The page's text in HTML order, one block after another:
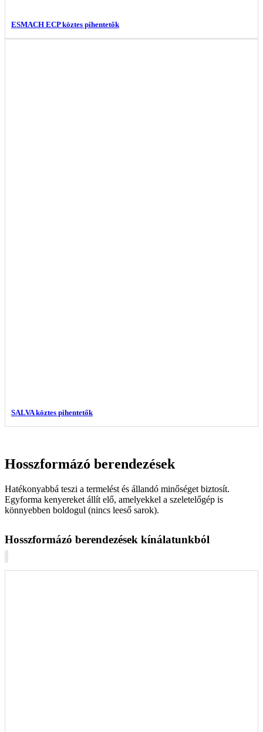
ESMACH ECP köztes pihentetők
SALVA köztes pihentetők
Hosszformázó berendezések
Hatékonyabbá teszi a termelést és állandó minőséget biztosít.
Egyforma kenyereket állít elő, amelyekkel a szeletelőgép is
könnyebben boldogul (nincs leeső sarok).
Hosszformázó berendezések kínálatunkból